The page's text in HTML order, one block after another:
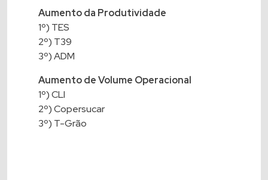
Aumento da Produtividade
1º) TES
2º) T39
3º) ADM
Aumento de Volume Operacional
1º) CLI
2º) Copersucar
3º) T-Grão